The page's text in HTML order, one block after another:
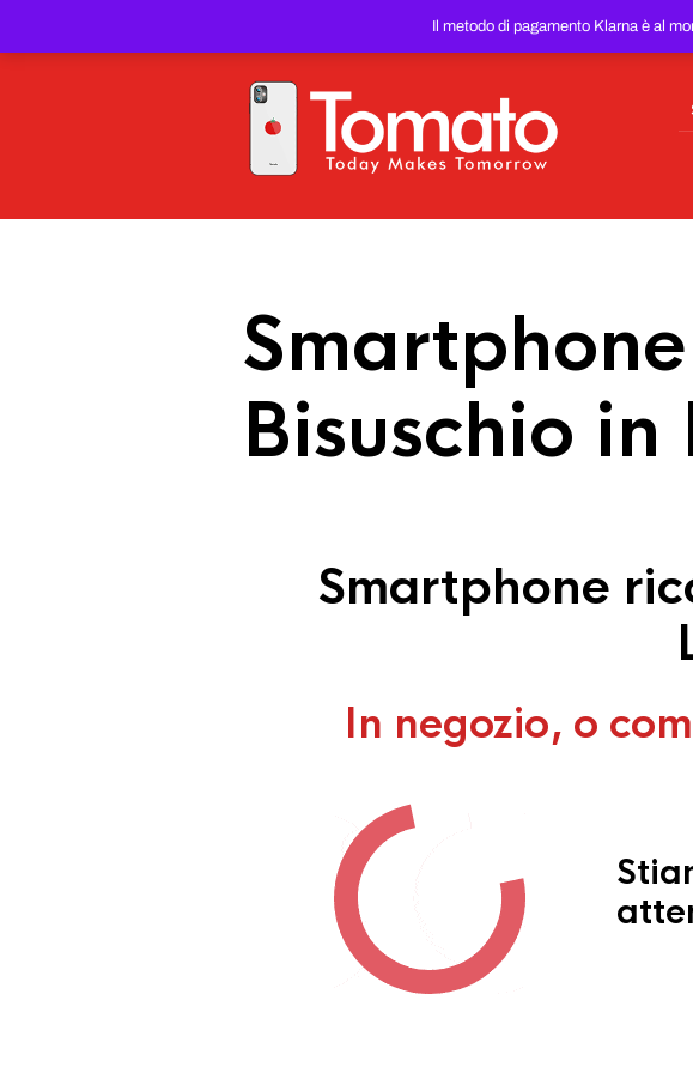
Il metodo di pagamento Klarna è al
PREZZO DEL WEB!
Bisuschio
Smartphone
In negozio, o